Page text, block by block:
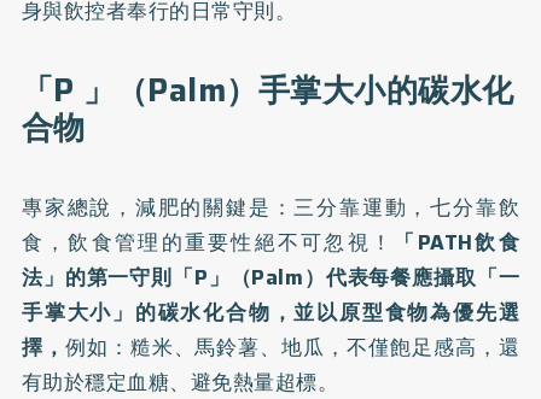
身與飲控者奉行的日常守則。
「P 」（Palm）手掌大小的碳水化
合物
專家總說，減肥的關鍵是：三分靠運動，七分靠飲
食，飲食管理的重要性絕不可忽視！
「PATH飲食
法」的第一守則「P」（Palm）代表每餐應攝取「一
手掌大小」的碳水化合物，並以原型食物為優先選
擇， 例如：糙米、馬鈴薯、地瓜，不僅飽足感高，還
有助於穩定血糖、避免熱量超標。